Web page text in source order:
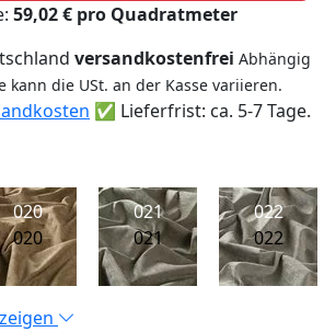
59,02 € pro Quadratmeter
versandkostenfrei Abhängig
kann die USt. an der Kasse variieren.
✅ Lieferfrist: ca. 5-7 Tage.
020
020
021
021
022
022